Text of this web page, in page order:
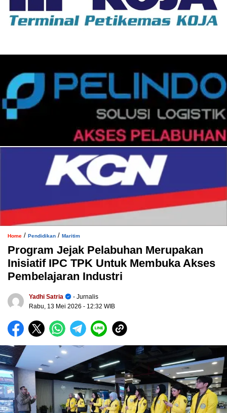
Home / Pendidikan / Maritim
Program Jejak Pelabuhan Merupakan
Inisiatif IPC TPK Untuk Membuka Akses
Pembelajaran Industri
Yadhi Satria
- Jurnalis
Rabu, 13 Mei 2026 - 12:32 WIB